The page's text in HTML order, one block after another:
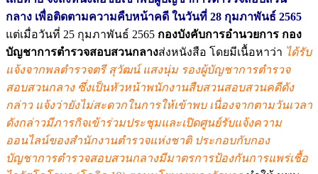
กลาง เพื่อติดตามความคืบหน้าคดี ในวันที่ 28 กุมภาพันธ์ 2565
แต่เมื่อวันที่ 25 กุมภาพันธ์ 2565 กองบังคับการอำนวยการ กอง
บัญชาการตำรวจสอบสวนกลางส่งหนังสือ โดยมีเนื้อหาว่า ได้รับ
แจ้งจากพลตำรวจตรี สุวัฒน์ แสงนุ่ม รองผู้บัญชาการตำรวจ
สอบสวนกลาง ซึ่งเป็นหัวหน้าพนักงานสืบสวนสอบสวนคดีดัง
กล่าว แจ้งว่ายังไม่สะดวกในการให้เข้าพบ เนื่องจากตามวันเวลา
ดังกล่าวมีภารกิจเข้าร่วมประชุมและเปิดศูนย์รับแจ้งความ
ออนไลน์ของสำนักงานตำรวจแห่งชาติ ประกอบกับกอง
บัญชาการตำรวจสอบสวนกลางมีมาตรการป้องกันการแพร่เชื้อ